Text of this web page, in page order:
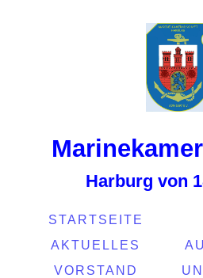
Harburg von
STARTSEITE
AKTUELLES
VORSTAND